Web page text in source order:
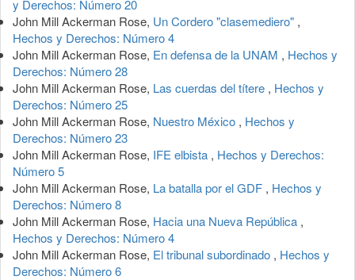
y Derechos: Número 20
John Mill Ackerman Rose, Un Cordero "clasemediero" ,
Hechos y Derechos: Número 4
John Mill Ackerman Rose, En defensa de la UNAM , Hechos y
Derechos: Número 28
John Mill Ackerman Rose, Las cuerdas del títere , Hechos y
Derechos: Número 25
John Mill Ackerman Rose, Nuestro México , Hechos y
Derechos: Número 23
John Mill Ackerman Rose, IFE elbista , Hechos y Derechos:
Número 5
John Mill Ackerman Rose, La batalla por el GDF , Hechos y
Derechos: Número 8
John Mill Ackerman Rose, Hacia una Nueva República ,
Hechos y Derechos: Número 4
John Mill Ackerman Rose, El tribunal subordinado , Hechos y
Derechos: Número 6